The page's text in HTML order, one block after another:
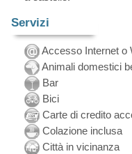
Servizi
Accesso Internet o
Animali domestici
Bar
Bici
Carte di credito
Colazione inclusa
Città in vicinanza